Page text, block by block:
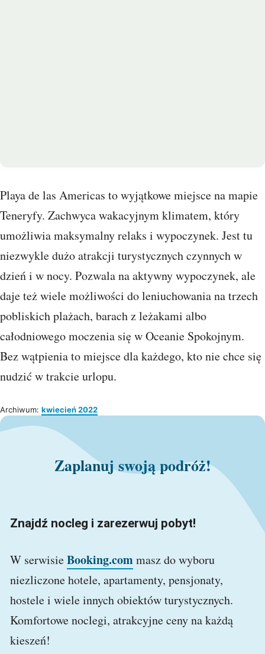
Playa de las Americas to wyjątkowe miejsce na mapie
Teneryfy. Zachwyca wakacyjnym klimatem, który
umożliwia maksymalny relaks i wypoczynek. Jest tu
niezwykle dużo atrakcji turystycznych czynnych w
dzień i w nocy. Pozwala na aktywny wypoczynek, ale
daje też wiele możliwości do leniuchowania na trzech
pobliskich plażach, barach z leżakami albo
całodniowego moczenia się w Oceanie Spokojnym.
Bez wątpienia to miejsce dla każdego, kto nie chce się
nudzić w trakcie urlopu.
Archiwum: kwiecień 2022
Zaplanuj swoją podróż!
Znajdź nocleg i zarezerwuj pobyt!
W serwisieBooking.commasz do wyboru
niezliczone hotele, apartamenty, pensjonaty,
hostele i wiele innych obiektów turystycznych.
Komfortowe noclegi, atrakcyjne ceny na każdą
kieszeń!